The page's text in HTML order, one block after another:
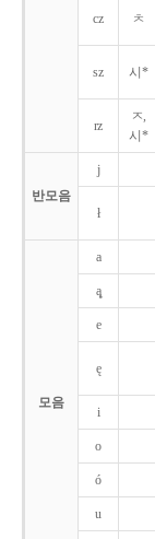
cz ㅊ
sz 시*
rz
ㅈ,
시*
반모음
j
ł
모음
a
ą̨
e
ę
i
o
ó
u